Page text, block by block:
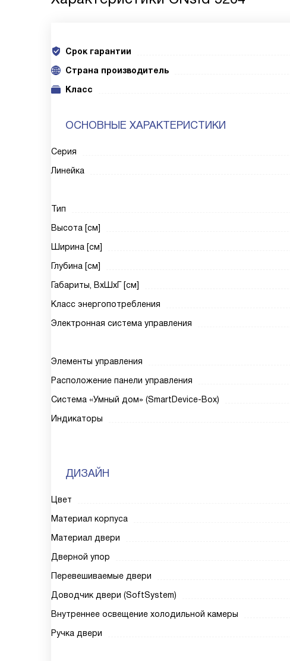
Срок гарантии
Cтрана производитель
Класс
ОСНОВНЫЕ ХАРАКТЕРИСТИКИ
Серия
Линейка
Тип
Высота [см]
Ширина [см]
Глубина [см]
Габариты, ВxШxГ [см]
Класс энергопотребления
Электронная система управления
Элементы управления
Расположение панели управления
Система «Умный дом» (SmartDevice-Box)
Индикаторы
ДИЗАЙН
Цвет
Материал корпуса
Материал двери
Дверной упор
Перевешиваемые двери
Доводчик двери (SoftSystem)
Внутреннее освещение холодильной камеры
Ручка двери